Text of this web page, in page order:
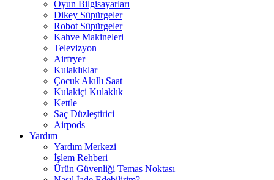
Oyun Bilgisayarları
Dikey Süpürgeler
Robot Süpürgeler
Kahve Makineleri
Televizyon
Airfryer
Kulaklıklar
Çocuk Akıllı Saat
Kulakiçi Kulaklık
Kettle
Saç Düzleştirici
Airpods
Yardım
Yardım Merkezi
İşlem Rehberi
Ürün Güvenliği Temas Noktası